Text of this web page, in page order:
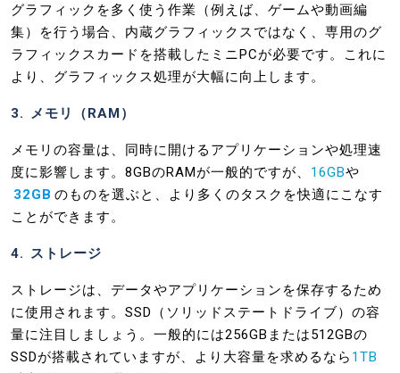
グラフィックを多く使う作業（例えば、ゲームや動画編
集）を行う場合、内蔵グラフィックスではなく、専用のグ
ラフィックスカードを搭載したミニPCが必要です。これに
より、グラフィックス処理が大幅に向上します。
3. メモリ（RAM）
メモリの容量は、同時に開けるアプリケーションや処理速
度に影響します。8GBのRAMが一般的ですが、 16GBや
32GB のものを選ぶと、より多くのタスクを快適にこなす
ことができます。
4. ストレージ
ストレージは、データやアプリケーションを保存するため
に使用されます。SSD（ソリッドステートドライブ）の容
量に注目しましょう。一般的には256GBまたは512GBの
SSDが搭載されていますが、より大容量を求めるなら 1TB